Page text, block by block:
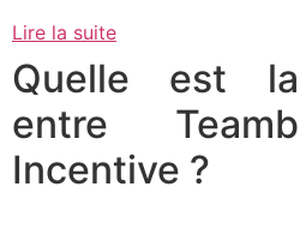
Lire la suite
Quelle est
entre
Incentive ?